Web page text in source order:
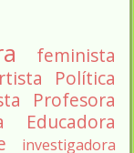
feminista
Política
Profesora
Educadora
investigadora